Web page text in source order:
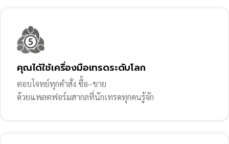
คุณได้ใช้เครื่องมือเทรดระดับโลก
ตอบโจทย์ทุกคำสั่ง ซื้อ–ขาย
ด้วยแพลตฟอร์มสากลที่นักเทรดทุกคนรู้จัก